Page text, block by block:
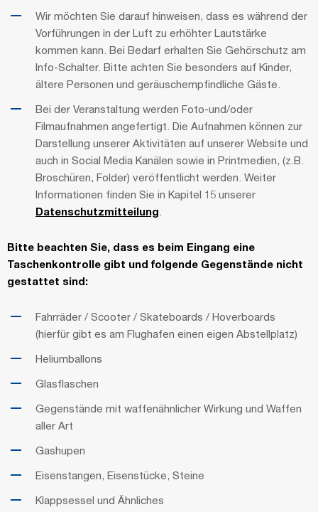
Wir möchten Sie darauf hinweisen, dass es während der
Vorführungen in der Luft zu erhöhter Lautstärke
kommen kann. Bei Bedarf erhalten Sie Gehörschutz am
Info-Schalter. Bitte achten Sie besonders auf Kinder,
ältere Personen und geräuschempfindliche Gäste.
Bei der Veranstaltung werden Foto-und/oder
Filmaufnahmen angefertigt. Die Aufnahmen können zur
Darstellung unserer Aktivitäten auf unserer Website und
auch in Social Media Kanälen sowie in Printmedien, (z.B.
Broschüren, Folder) veröffentlicht werden. Weiter
Informationen finden Sie in Kapitel 15 unserer
Datenschutzmitteilung
Bitte beachten Sie, dass es beim Eingang eine
Taschenkontrolle gibt und folgende Gegenstände nicht
gestattet sind:
Fahrräder / Scooter / Skateboards / Hoverboards
(hierfür gibt es am Flughafen einen eigen Abstellplatz)
Heliumballons
Glasflaschen
Gegenstände mit waffenähnlicher Wirkung und Waffen
aller Art
Gashupen
Eisenstangen, Eisenstücke, Steine
Klappsessel und Ähnliches